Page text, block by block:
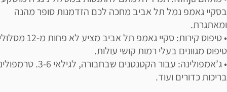
בסקיי גאמפ נמל תל אביב מחכה לכם הזדמנות סופר מהנה
ומאתגרת.
• טיפוס קירות: סקיי גאמפ תל אביב מציע לא פחות מ-12 מסלולי
טיפוס מגוונים בעלי רמות קושי עולות.
• ג’אמפולינה: עבור הקטנטנים שבחבורה,
בריכות כדורים ועוד.